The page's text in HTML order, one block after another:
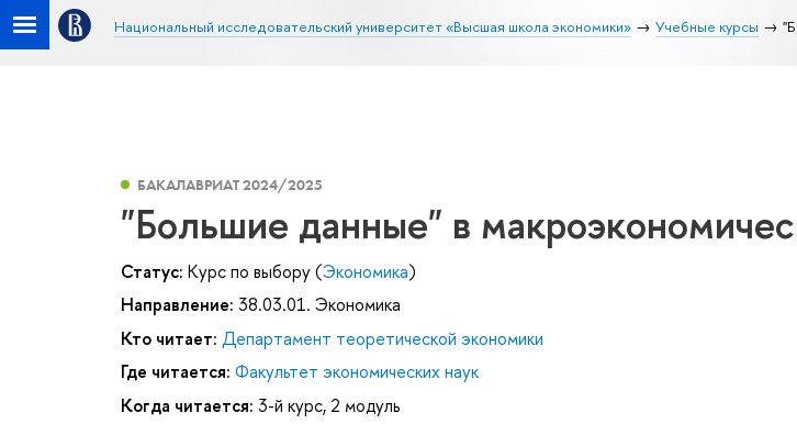
Национальный исследовательский университет «Высшая школа экономики» Учебные курсы
БАКАЛАВРИАТ 2024/2025
"Большие данные" в
Статус: Курс по выбору (Экономика)
Направление: 38.03.01. Экономика
Кто читает: Департамент теоретической экономики
Где читается: Факультет экономических наук
Когда читается: 3-й курс, 2 модуль